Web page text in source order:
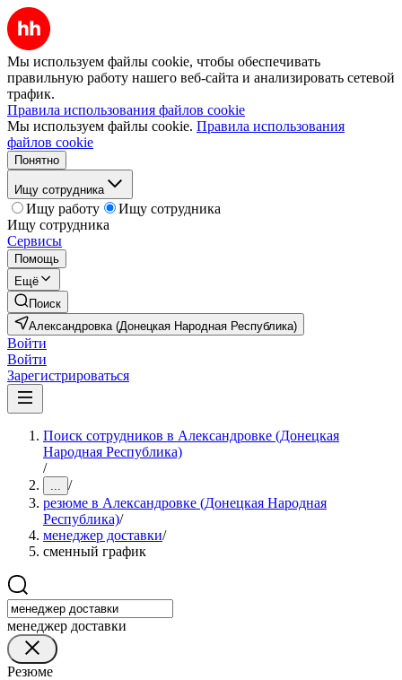
Мы используем файлы cookie, чтобы обеспечивать
правильную работу нашего веб-сайта и анализировать сетевой
трафик.
Правила использования файлов cookie
Мы используем файлы cookie. Правила использования
файлов cookie
Понятно
Ищу сотрудника
Ищу работу
Ищу сотрудника
Ищу сотрудника
Сервисы
Помощь
Ещё
Поиск
Александровка (Донецкая Народная Республика)
Войти
Войти
Зарегистрироваться
Поиск сотрудников в Александровке (Донецкая
Народная Республика)
/
... /
резюме в Александровке (Донецкая Народная
Республика)/
менеджер доставки/
сменный график
менеджер доставки
Резюме